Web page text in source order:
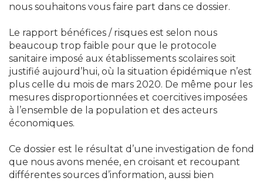
nous souhaitons vous faire part dans ce dossier.
Le rapport bénéfices / risques est selon nous
beaucoup trop faible pour que le protocole
sanitaire imposé aux établissements scolaires soit
justifié aujourd’hui, où la situation épidémique n’est
plus celle du mois de mars 2020. De même pour les
mesures disproportionnées et coercitives imposées
à l’ensemble de la population et des acteurs
économiques.
Ce dossier est le résultat d’une investigation de fond
que nous avons menée, en croisant et recoupant
différentes sources d’information, aussi bien